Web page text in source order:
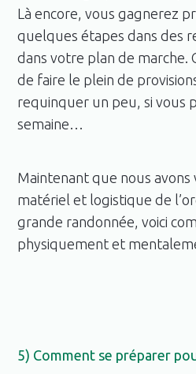
Là encore, vous gagnerez
quelques étapes dans des
dans votre plan de marche.
de faire le plein de
requinquer un peu, si vous
semaine…
Maintenant que nous avons
matériel et logistique de
grande randonnée, voici
physiquement et
5) Comment se préparer